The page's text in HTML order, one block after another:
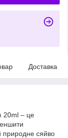
Доставка
20ml – це
природне сяйво